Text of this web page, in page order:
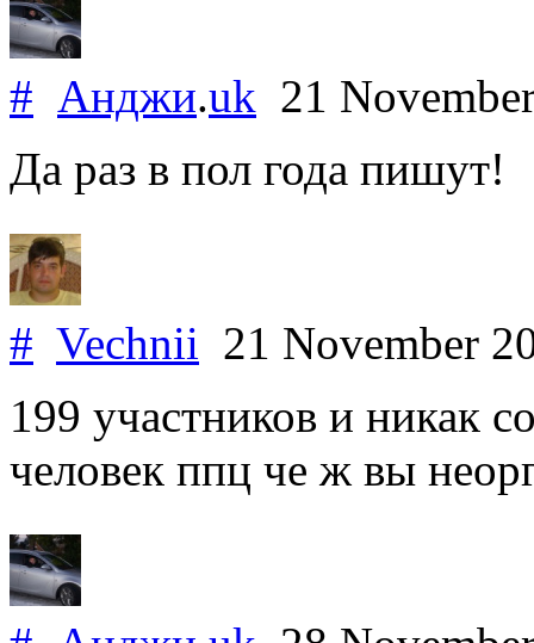
# Анджи.uk 21
Да раз в пол года пишут!
# Vechnii 21 November
199 участников и никак
человек ппц че ж вы